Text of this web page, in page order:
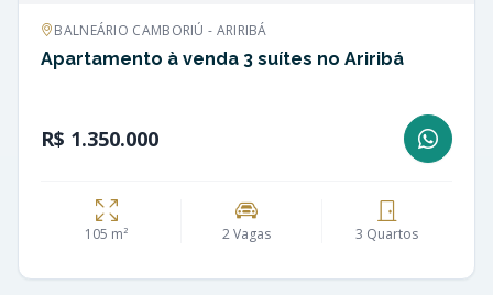
BALNEÁRIO CAMBORIÚ - ARIRIBÁ
Apartamento à venda 3 suítes no Ariribá
R$ 1.350.000
105 m² 2 Vagas 3 Quartos